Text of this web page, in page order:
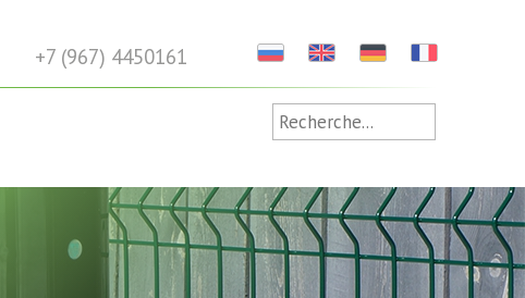
+7 (967) 4450161